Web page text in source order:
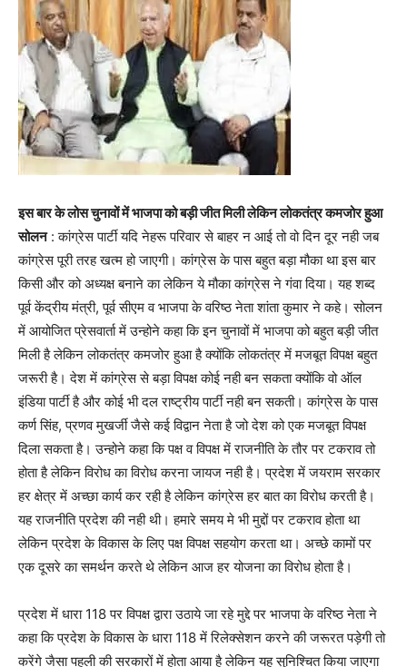
इस बार के लोस चुनावों में भाजपा को बड़ी जीत मिली लेकिन लोकतंत्र कमजोर हुआ
सोलन: कांग्रेस पार्टी यदि नेहरू परिवार से बाहर न आई तो वो दिन दूर नही जब
कांग्रेस पूरी तरह खत्म हो जाएगी। कांग्रेस के पास बहुत बड़ा मौका था इस बार
किसी और को अध्यक्ष बनाने का लेकिन ये मौका कांग्रेस ने गंवा दिया। यह शब्द
पूर्व केंद्रीय मंत्री, पूर्व सीएम व भाजपा के वरिष्ठ नेता शांता कुमार ने कहे। सोलन
में आयोजित प्रेसवार्ता में उन्होने कहा कि इन चुनावों में भाजपा को बहुत बड़ी जीत
मिली है लेकिन लोकतंत्र कमजोर हुआ है क्योंकि लोकतंत्र में मजबूत विपक्ष बहुत
जरूरी है। देश में कांग्रेस से बड़ा विपक्ष कोई नही बन सकता क्योंकि वो ऑल
इंडिया पार्टी है और कोई भी दल राष्ट्रीय पार्टी नही बन सकती। कांग्रेस के पास
कर्ण सिंह, प्रणव मुखर्जी जैसे कई विद्वान नेता है जो देश को एक मजबूत विपक्ष
दिला सकता है। उन्होने कहा कि पक्ष व विपक्ष में राजनीति के तौर पर टकराव तो
होता है लेकिन विरोध का विरोध करना जायज नही है। प्रदेश में जयराम सरकार
हर क्षेत्र में अच्छा कार्य कर रही है लेकिन कांग्रेस हर बात का विरोध करती है।
यह राजनीति प्रदेश की नही थी। हमारे समय मे भी मुद्दों पर टकराव होता था
लेकिन प्रदेश के विकास के लिए पक्ष विपक्ष सहयोग करता था। अच्छे कामों पर
एक दूसरे का समर्थन करते थे लेकिन आज हर योजना का विरोध होता है।
प्रदेश में धारा 118 पर विपक्ष द्वारा उठाये जा रहे मुद्दे पर भाजपा के वरिष्ठ नेता ने
कहा कि प्रदेश के विकास के धारा 118 में रिलेक्सेशन करने की जरूरत पड़ेगी तो
करेंगे जैसा पहली की सरकारों में होता आया है लेकिन यह सुनिश्चित किया जाएगा